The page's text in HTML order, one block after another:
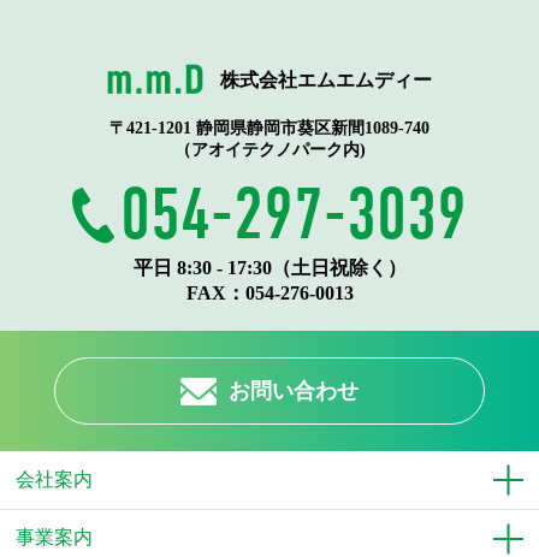
株式会社エムエムディー
〒421-1201 静岡県静岡市葵区新間1089-740
（アオイテクノパーク内)
054-297-3039
平日 8:30 - 17:30（土日祝除く）
FAX： 054-276-0013
お問い合わせ
会社案内
事業案内